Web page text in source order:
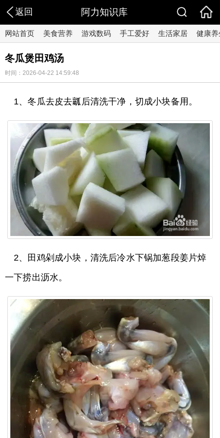
返回 阿力知识库
网站首页 美食营养 游戏数码 手工爱好 生活家居 健康养
冬瓜煲田鸡汤
时间：2026-04-22 14:59:48
1、冬瓜去皮去瓤后清洗干净，切成小块备用。
2、田鸡剁成小块，清洗后冷水下锅加葱段姜片焯
一下捞出沥水。